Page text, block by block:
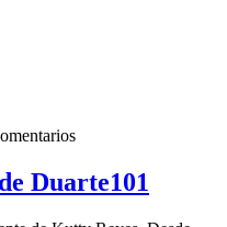
Duarte101